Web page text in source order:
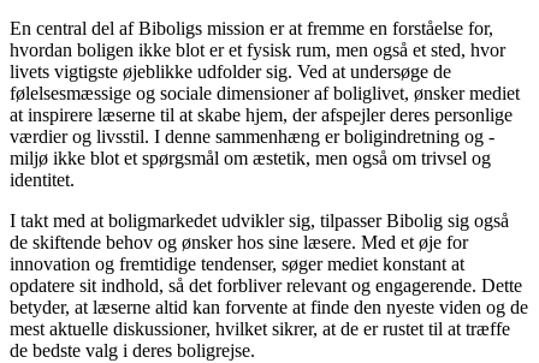
En central del af Biboligs mission er at fremme en forståelse for,
hvordan boligen ikke blot er et fysisk rum, men også et sted, hvor
livets vigtigste øjeblikke udfolder sig. Ved at undersøge de
følelsesmæssige og sociale dimensioner af boliglivet, ønsker mediet
at inspirere læserne til at skabe hjem, der afspejler deres personlige
værdier og livsstil. I denne sammenhæng er boligindretning og -
miljø ikke blot et spørgsmål om æstetik, men også om trivsel og
identitet.
I takt med at boligmarkedet udvikler sig, tilpasser Bibolig sig også
de skiftende behov og ønsker hos sine læsere. Med et øje for
innovation og fremtidige tendenser, søger mediet konstant at
opdatere sit indhold, så det forbliver relevant og engagerende. Dette
betyder, at læserne altid kan forvente at finde den nyeste viden og de
mest aktuelle diskussioner, hvilket sikrer, at de er rustet til at træffe
de bedste valg i deres boligrejse.